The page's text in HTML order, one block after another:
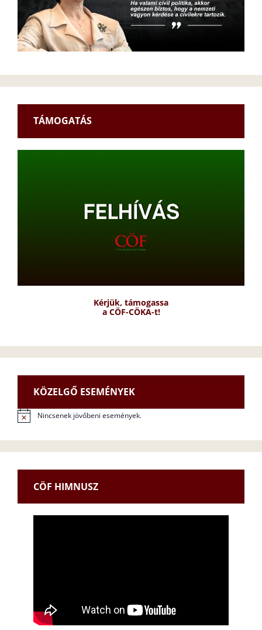
TÁMOGATÁS
Kérjük, támogassa
a CÖF-CÖKA-t!
KÖZELGŐ ESEMÉNYEK
N
t
Nincsenek jövőbeni események.
CÖF HIMNUSZ